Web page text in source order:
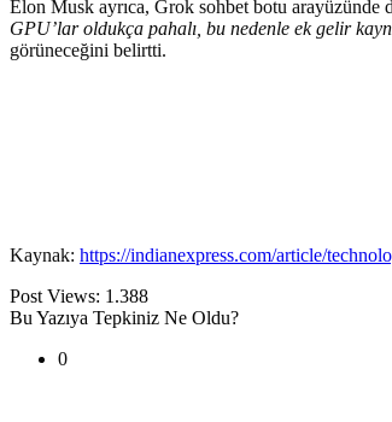
Elon Musk ayrıca, Grok sohbet botu arayüzünde
GPU’lar oldukça pahalı, bu nedenle ek gelir
görüneceğini belirtti.
Kaynak: https://indianexpress.com/article/
Post Views: 1.388
Bu Yazıya Tepkiniz Ne Oldu?
0